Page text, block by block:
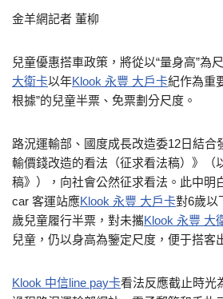
金羊網記者 董柳
兒童優惠搭車政策，將從以“量身高”為
大衛卡以年Klook 永豐 大戶卡紀作為重
根據”的兒童半票、免票劃分尺度。
路況運輸部、國度成長改造委12日結合
輸價錢改造的看法（征求看法稿）》（
稿》），向社會公然征求看法。此中明
car 客運站應Klook 永豐 大戶卡對6歲以
歲兒童履行半票，對未攜Klook 永豐 大
兒童，仍以身高為鑒定尺度，便于搭客
Klook 中信line pay卡看法反應截止時光